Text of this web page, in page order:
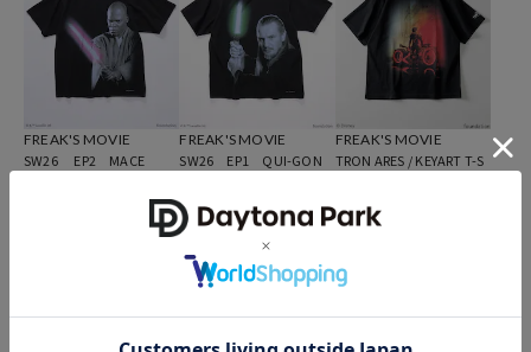
FREAK'S MOVIE
SW26 EP2 MACE
FREAK'S MOVIE
SW26 EP1 QUI-GON
FREAK'S MOVIE
TRON ARES / KEYART T-S
HIRT
11,000